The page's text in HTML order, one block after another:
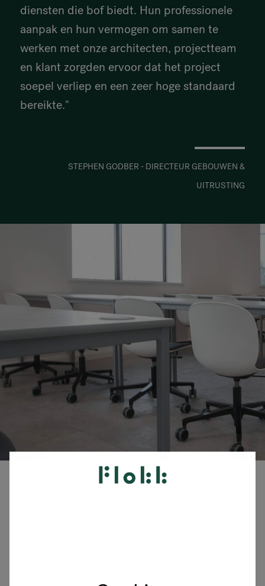
diensten die bof biedt. Hun professionele
aanpak en hun vermogen om samen te
werken met onze architecten, projectteam
en klant zorgden ervoor dat het project
soepel verliep en een zeer hoge standaard
bereikte."
STEPHEN GODBER - DIRECTEUR GEBOUWEN &
UITRUSTING